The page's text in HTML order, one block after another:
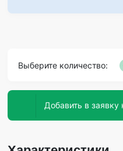
Выберите количество: